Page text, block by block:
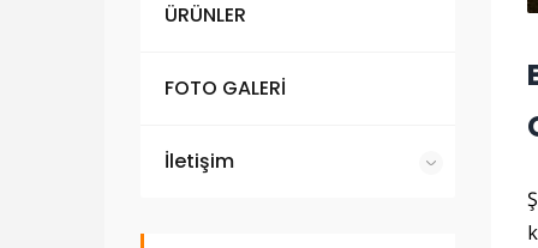
ÜRÜNLER
FOTO GALERİ
İletişim